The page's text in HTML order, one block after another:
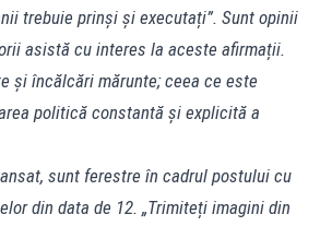
trebuie prinși și executați”. Sunt opinii
asistă cu interes la aceste afirmații.
și încălcări mărunte; ceea ce este
politică constantă și explicită a
sunt ferestre în cadrul postului cu
din data de 12. „Trimiteți imagini din